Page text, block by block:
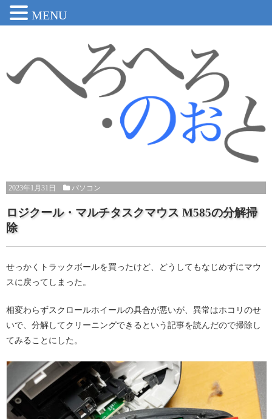
2023年1月31日 パソコン
ロジクール・マルチタスクマウス M585の分解掃
除
せっかくトラックボールを買ったけど、どうしてもなじめずにマウ
スに戻ってしまった。
相変わらずスクロールホイールの具合が悪いが、異常はホコリのせ
いで、分解してクリーニングできるという記事を読んだので掃除し
てみることにした。
MENU